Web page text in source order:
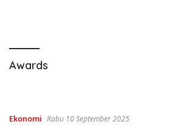
Awards
Ekonomi Rabu 10 September 2025